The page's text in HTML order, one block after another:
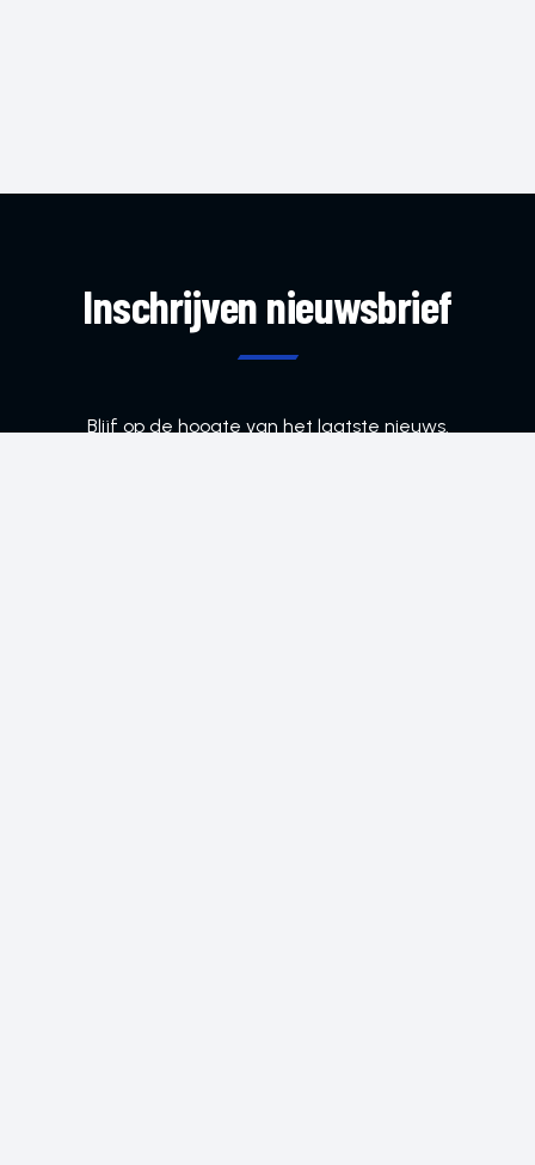
Inschrijven nieuwsbrief
Blijf op de hoogte van het laatste nieuws.